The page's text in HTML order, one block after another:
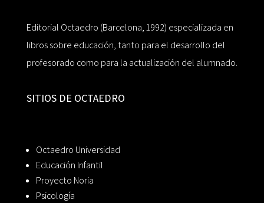
Editorial Octaedro (Barcelona, 1992) especializada en
libros sobre educación, tanto para el desarrollo del
profesorado como para la actualización del alumnado.
SITIOS DE OCTAEDRO
Octaedro Universidad
Educación Infantil
Proyecto Noria
Psicología